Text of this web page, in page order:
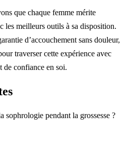
que chaque femme mérite
les meilleurs outils à sa disposition.
d’accouchement sans douleur,
traverser cette expérience avec
de confiance en soi.
sophrologie pendant la grossesse ?